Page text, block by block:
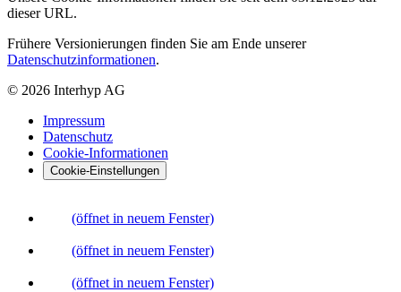
dieser URL.
Frühere Versionierungen finden Sie am Ende unserer
Datenschutzinformationen.
© 2026 Interhyp AG
Impressum
Datenschutz
Cookie-Informationen
Cookie-Einstellungen
(öffnet in neuem Fenster)
(öffnet in neuem Fenster)
(öffnet in neuem Fenster)